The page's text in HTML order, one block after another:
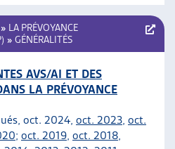
» LA PRÉVOYANCE
» GÉNÉRALITÉS
AVS/AI ET DES
LA PRÉVOYANCE
oct. 2024, oct. 2023, oct.
; oct. 2019, oct. 2018,